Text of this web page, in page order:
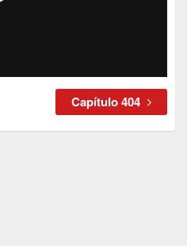
Capítulo 404